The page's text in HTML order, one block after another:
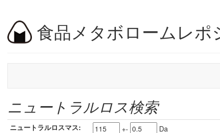
食品メタボロームレポ
ニュートラルロス検索
ニュートラルロスマス: +-
Da